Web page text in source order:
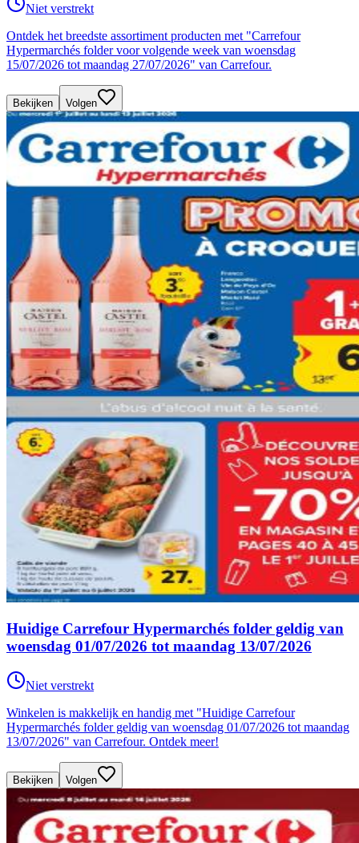
Niet verstrekt
Ontdek het breedste assortiment producten met "Carrefour
Hypermarchés folder voor volgende week van woensdag
15/07/2026 tot maandag 27/07/2026" van Carrefour.
Bekijken Volgen
Huidige Carrefour Hypermarchés folder geldig van
woensdag 01/07/2026 tot maandag 13/07/2026
Niet verstrekt
Winkelen is makkelijk en handig met "Huidige Carrefour
Hypermarchés folder geldig van woensdag 01/07/2026 tot maandag
13/07/2026" van Carrefour. Ontdek meer!
Bekijken Volgen